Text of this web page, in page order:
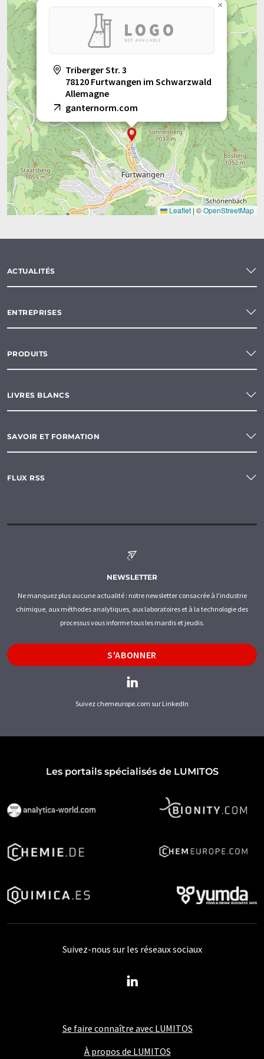
Triberger Str. 3
78120 Furtwangen im Schwarzwald
Allemagne
ganternorm.com
×
Leaflet | ©OpenStreetMap
ACTUALITÉS
ENTREPRISES
PRODUITS
LIVRES BLANCS
SAVOIR ET FORMATION
FLUX RSS
NEWSLETTER
Ne manquez plus aucune actualité : notre newsletter consacrée à l'industrie
chimique, aux méthodes analytiques, aux laboratoires et à la technologie des
processus vous informe tous les mardis et jeudis.
S'ABONNER
Suivez chemeurope.com sur LinkedIn
Les portails spécialisés de LUMITOS
Se faire connaître avec LUMITOS
À propos de LUMITOS
Suivez-nous sur les réseaux sociaux